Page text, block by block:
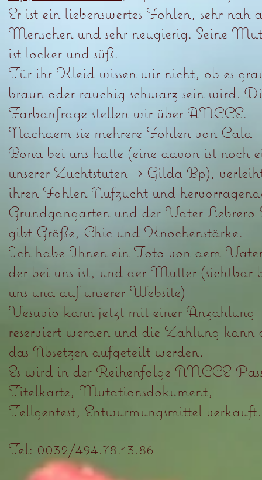
Er ist ein liebenswertes Fohlen, sehr nah
Menschen und sehr neugierig. Seine
ist locker und süß.
Für ihr Kleid wissen wir nicht, ob es
braun oder rauchig schwarz sein wird.
Farbanfrage stellen wir über ANCCE.
Nachdem sie mehrere Fohlen von Cala
Bona bei uns hatte (eine davon ist noch
unserer Zuchtstuten -> Gilda Bp),
ihren Fohlen Aufzucht und
Grundgangarten und der Vater Lebrero
gibt Größe, Chic und Knochenstärke.
Ich habe Ihnen ein Foto von dem
der bei uns ist, und der Mutter (sichtbar
uns und auf unserer Website)
Vesuvio kann jetzt mit einer Anzahlung
reserviert werden und die Zahlung kann
das Absetzen aufgeteilt werden.
Es wird in der Reihenfolge ANCCE-
Titelkarte, Mutationsdokument,
Fellgentest, Entwurmungsmittel verkauft.
Tel: 0032/494.78.13.86